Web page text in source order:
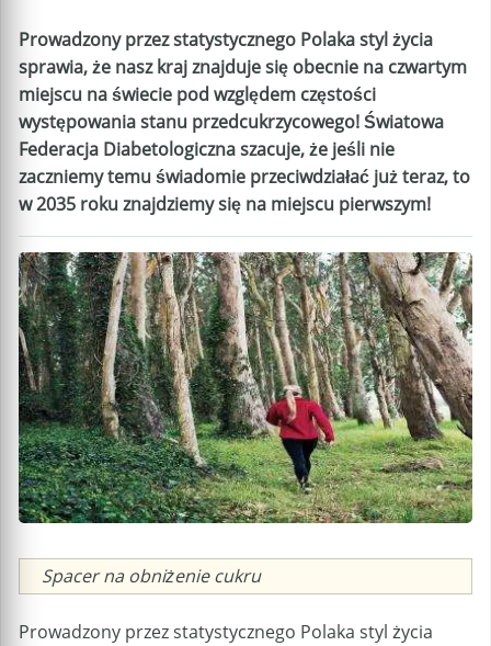
Prowadzony przez statystycznego Polaka styl życia
sprawia, że nasz kraj znajduje się obecnie na czwartym
miejscu na świecie pod względem częstości
występowania stanu przedcukrzycowego! Światowa
Federacja Diabetologiczna szacuje, że jeśli nie
zaczniemy temu świadomie przeciwdziałać już teraz, to
w 2035 roku znajdziemy się na miejscu pierwszym!
Caption
Spacer na obniżenie cukru
Prowadzony przez statystycznego Polaka styl życia